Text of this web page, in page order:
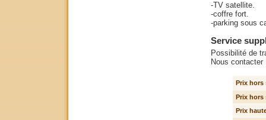
-TV satellite.
-coffre fort.
-parking sous
Service
Possibilité de
Nous contacter
Prix hors
Prix hors
Prix